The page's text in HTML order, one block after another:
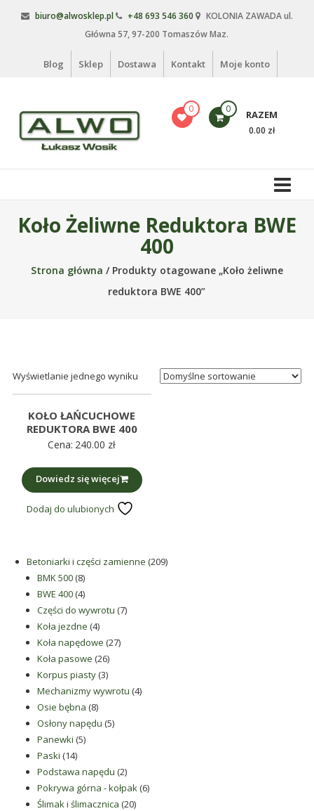
biuro@alwosklep.pl +48 693 546 360
KOLONIA ZAWADA ul.
Główna 57, 97-200 Tomaszów Maz.
Blog Sklep Dostawa Kontakt Moje konto
Alwo
sklep
Alwo
ogrodowe,
Produkujemy
min.:
różnego
rodzaju
betoniarek,
rolniczych,
zamienne.
0 0 RAZEM
0.00 zł
Koło Żeliwne Reduktora BWE
400
Strona główna / Produkty otagowane „Koło żeliwne
reduktora BWE 400”
Wyświetlanie jednego wyniku
KOŁO ŁAŃCUCHOWE
REDUKTORA BWE 400
Cena: 240.00 zł
Dowiedz się więcej
Dodaj do ulubionych
Betoniarki i części zamienne 209209
BMK 500 88
produktów
BWE 400 44
produkty
Części do wywrotu 77
Koła jezdne 44
produkty
Koła napędowe 2727
Koła pasowe 2626
produktów
Korpus piasty 33
produkty
Mechanizmy wywrotu 44
Osie bębna 88
produktów
Osłony napędu 55
Panewki 55
Paski 1414
produktów
Podstawa napędu 22
produkty
Pokrywa górna - kołpak 66
Ślimak i ślimacznica 2020